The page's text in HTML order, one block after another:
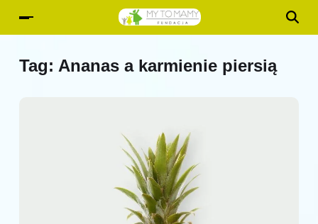
Tag: Ananas a karmienie piersią